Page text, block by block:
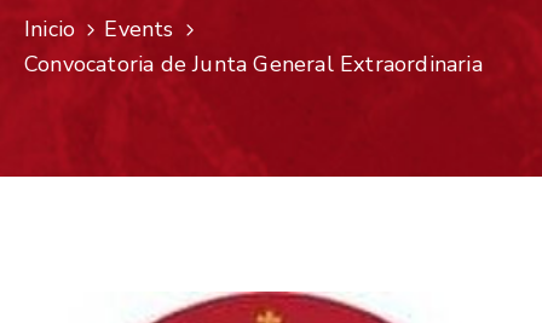
Inicio
Events
Convocatoria de Junta General Extraordinaria​